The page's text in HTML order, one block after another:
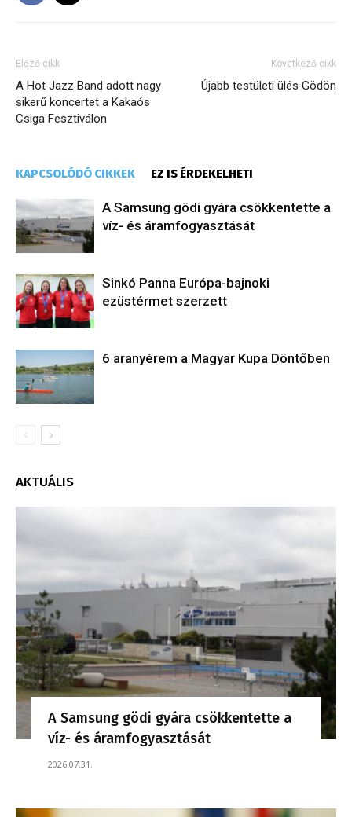
Előző cikk
A Hot Jazz Band adott nagy
sikerű koncertet a Kakaós
Csiga Fesztiválon
Következő cikk
Újabb testületi ülés Gödön
KAPCSOLÓDÓ CIKKEK EZ IS ÉRDEKELHETI
A Samsung gödi gyára csökkentette a
víz- és áramfogyasztását
Sinkó Panna Európa-bajnoki
ezüstérmet szerzett
6 aranyérem a Magyar Kupa Döntőben
AKTUÁLIS
A Samsung gödi gyára csökkentette a
víz- és áramfogyasztását
2026.07.31.